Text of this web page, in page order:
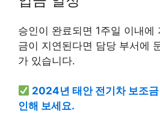
승인이 완료되면 1주일 이내에
금이 지연된다면 담당 부서에
가 있습니다.
2024년 태안 전기차 보조
인해 보세요.